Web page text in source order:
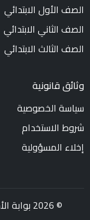
الصف الأول الابتدائي
الصف الثاني الابتدائي
الصف الثالث الابتدائي
وثائق قانونية
سياسة الخصوصية
شروط الاستخدام
إخلاء المسؤولية
© 2026 بوابة الأمين التعليمية. جميع الحقوق محفوظة.